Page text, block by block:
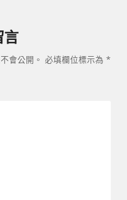
言
會公開。 必填欄位標示為 *